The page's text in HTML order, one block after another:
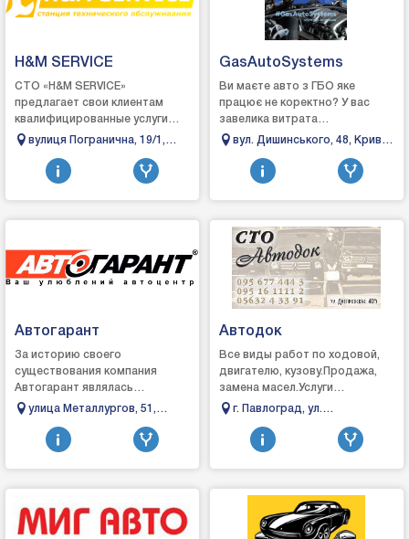
H&M SERVICE
СТО «H&M SERVICE»
предлагает свои клиентам
квалифицированные услуги
мастеров по тех.
автомобиля. Мы обладаем
широким ассортим...
вулиця Погранична, 19/1,
Миколаїв, Миколаївська
область
GasAutoSystems
Ви маєте авто з ГБО яке
працює не коректно? У вас
завелика витрата
газу? Відчутний перехід з
перехід на га...
вул. Дишинського, 48, Кривий
Ріг, Дніпропетровська
область, 50012
Автогарант
За историю своего
существования компания
Автогарант являлась
официальным дилером
этого были построены
автосалоны, с...
улица Металлургов, 51,
Бровары, Киевская область
Автодок
Все виды работ по ходовой,
двигателю, кузову.Продажа,
замена масел.Услуги
г. Павлоград, ул.
Днепровская, 405